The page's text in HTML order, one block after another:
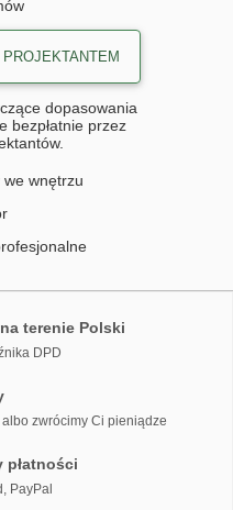
dopasowania
bezpłatnie przez
wnętrzu
terenie Polski
DPD
zwrócimy Ci pieniądze
płatności
PayPal